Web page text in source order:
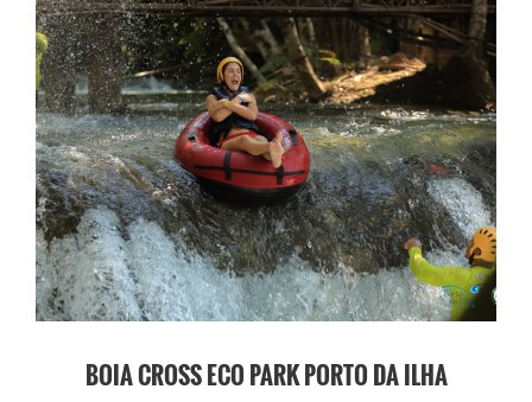
BOIA CROSS ECO PARK PORTO DA ILHA